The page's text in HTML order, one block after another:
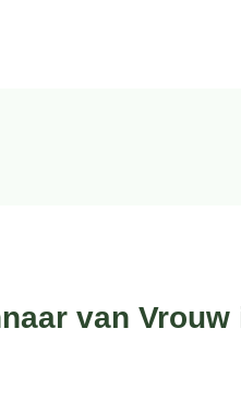
van Vrouw